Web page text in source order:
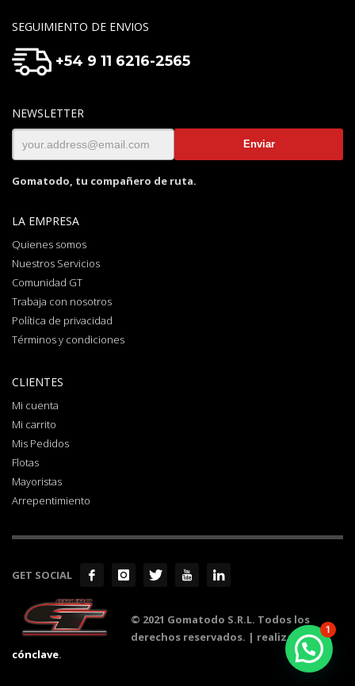
SEGUIMIENTO DE ENVIOS
+54 9 11 6216-2565
NEWSLETTER
Gomatodo, tu compañero de ruta.
LA EMPRESA
Quienes somos
Nuestros Servicios
Comunidad GT
Trabaja con nosotros
Política de privacidad
Términos y condiciones
CLIENTES
Mi cuenta
Mi carrito
Mis Pedidos
Flotas
Mayoristas
Arrepentimiento
GET SOCIAL
© 2021 Gomatodo S.R.L. Todos los
derechos reservados. | realizado por
cónclave.
1